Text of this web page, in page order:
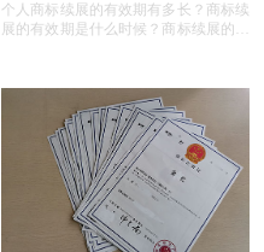
个人商标续展的有效期有多长？商标续
展的有效期是什么时候？商标续展的费
么？商标续展的类型有哪些？商标续展
有什么种类？什么情况下需要进行商标
续展？商标续展的目的是什么？